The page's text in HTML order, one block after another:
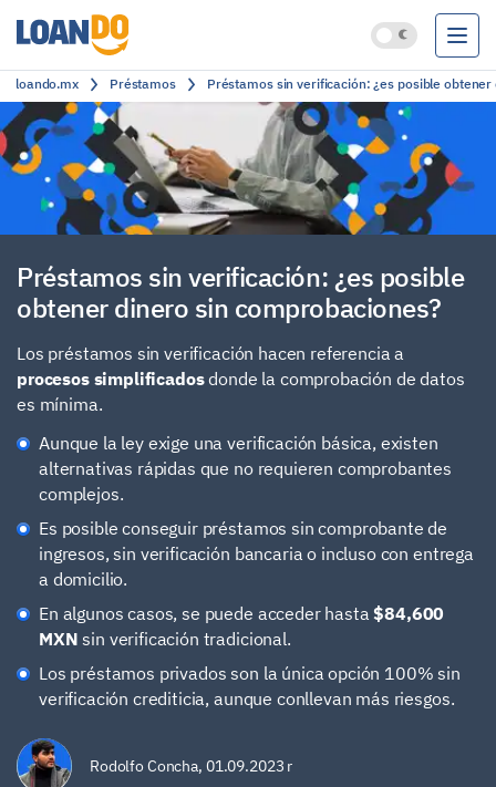
Préstamos
Créditos
Cuentas bancarias
Clasificación
loando.mx Préstamos Préstamos sin verificación: ¿es posible
Préstamos sin verificación: ¿es posible
obtener dinero sin comprobaciones?
Los préstamos sin verificación hacen referencia a
procesos simplificadosdonde la comprobación de datos
es mínima.
Aunque la ley exige una verificación básica, existen
alternativas rápidas que no requieren comprobantes
complejos.
Es posible conseguir préstamos sin comprobante de
ingresos, sin verificación bancaria o incluso con entrega
a domicilio.
En algunos casos, se puede acceder hasta$84,600
MXN sin verificación tradicional.
Los préstamos privados son la única opción 100% sin
verificación crediticia, aunque conllevan más riesgos.
Rodolfo Concha, 01.09.2023 r